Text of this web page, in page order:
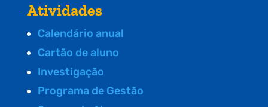
Atividades
Calendário anual
Cartão de aluno
Investigação
Programa de Gestão